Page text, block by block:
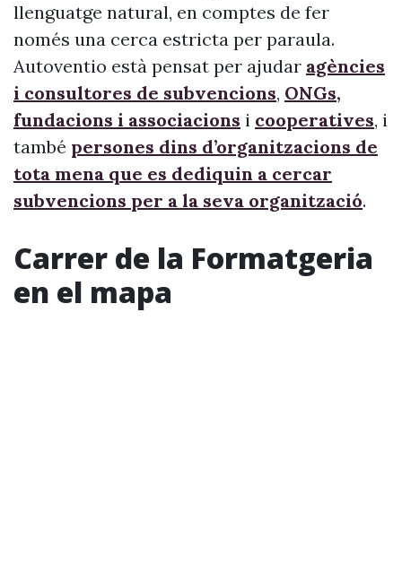
llenguatge natural, en comptes de fer
només una cerca estricta per paraula.
Autoventio està pensat per ajudar agències
i consultores de subvencions, ONGs,
fundacions i associacions i cooperatives, i
també persones dins d’organitzacions de
tota mena que es dediquin a cercar
subvencions per a la seva organització.
Carrer de la Formatgeria
en el mapa